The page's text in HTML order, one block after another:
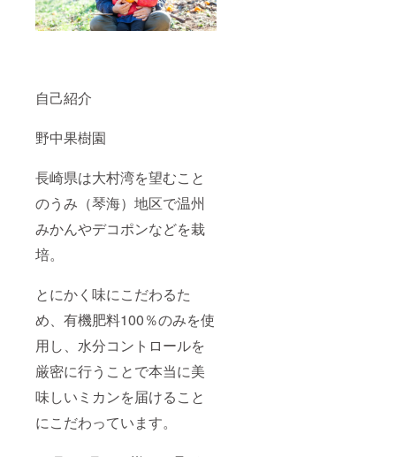
自己紹介
野中果樹園
長崎県は大村湾を望むこと
のうみ（琴海）地区で温州
みかんやデコポンなどを栽
培。
とにかく味にこだわるた
め、有機肥料100％のみを使
用し、水分コントロールを
厳密に行うことで本当に美
味しいミカンを届けること
にこだわっています。